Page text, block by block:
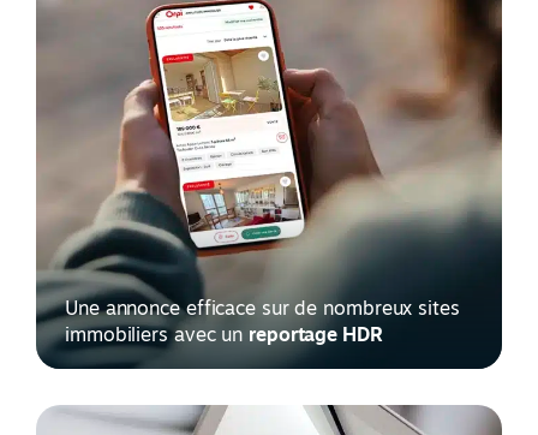
Une annonce efficace sur de nombreux sites
immobiliers avec un reportage HDR